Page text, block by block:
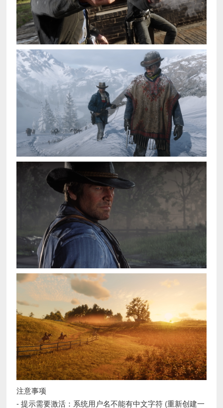
注意事项
- 提示需要激活：系统用户名不能有中文字符 (重新创建一